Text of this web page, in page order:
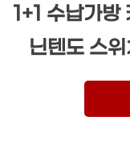
1+1 수납가방
닌텐도 스